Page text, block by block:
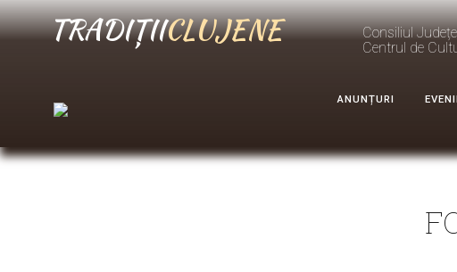
TRADIȚIICLUJENE
Consiliul
Centrul de
ANUNȚURI